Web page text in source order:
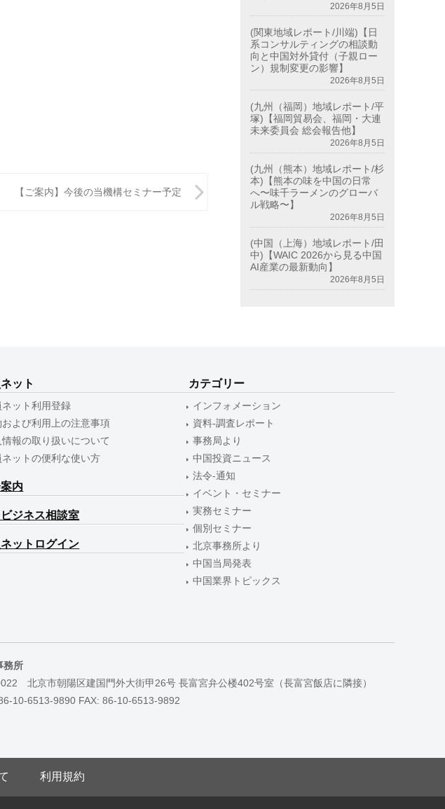
【ご案内】今後の当機構セミナー予定
2026年8月5日
(関東地域レポート/川端)【日
系コンサルティングの相談動
向と中国対外貸付（子親ロー
ン）規制変更の影響】
2026年8月5日
(九州（福岡）地域レポート/平
塚)【福岡貿易会、福岡・大連
未来委員会 総会報告他】
2026年8月5日
(九州（熊本）地域レポート/杉
本)【熊本の味を中国の日常
へ〜味千ラーメンのグローバ
ル戦略〜】
2026年8月5日
(中国（上海）地域レポート/田
中)【WAIC 2026から見る中国
AI産業の最新動向】
2026年8月5日
ット
ネット利用登録
および利用上の注意事項
報の取り扱いについて
ネットの便利な使い方
内
ジネス相談室
ットログイン
カテゴリー
インフォメーション
資料-調査レポート
事務局より
中国投資ニュース
法令-通知
イベント・セミナー
実務セミナー
個別セミナー
北京事務所より
中国当局発表
中国業界トピックス
務所
北京市朝陽区建国門外大街甲26号 長富宮弁公楼402号室（長富宮飯店に隣接）
10-6513-9890 FAX: 86-10-6513-9892
利用規約